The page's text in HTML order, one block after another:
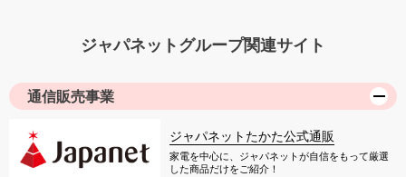
ジャパネットグループ関連サイト
通信販売事業
ジャパネットたかた公式通販
家電を中心に、ジャパネットが自信をもって厳選
した商品だけをご紹介！